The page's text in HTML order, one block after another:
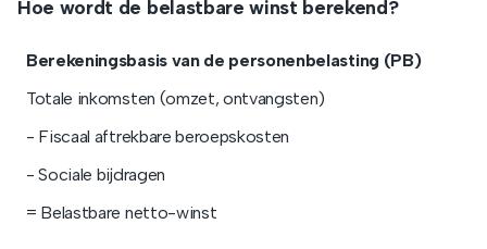
Hoe wordt de belastbare winst berekend?
Berekeningsbasis van de personenbelasting (PB)
Totale inkomsten (omzet, ontvangsten)
- Fiscaal aftrekbare beroepskosten
- Sociale bijdragen
= Belastbare netto-winst